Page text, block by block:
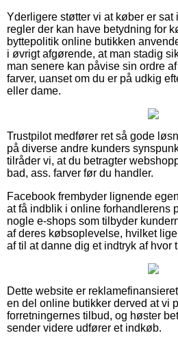
Yderligere støtter vi at køber er sat
regler der kan have betydning for
byttepolitik online butikken
i øvrigt afgørende, at man stadig
man senere kan påvise sin ordre
farver, uanset om du er på udkig
eller dame.
Trustpilot medfører ret så gode
på diverse andre kunders
tilråder vi, at du betragter
bad, ass. farver før du handler.
Facebook frembyder lignende
at få indblik i online forhandlerens
nogle e-shops som tilbyder
af deres købsoplevelse, hvilket
af til at danne dig et indtryk af hvor
Dette website er
en del online butikker derved at vi
forretningernes tilbud, og høster
sender videre udfører et indkøb.